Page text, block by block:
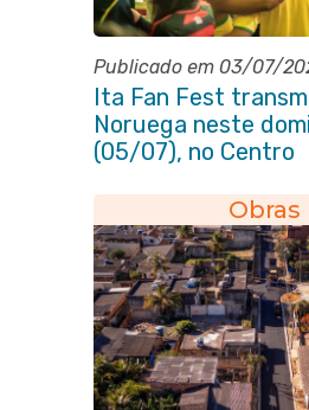
Publicado em 03/07/
Ita Fan Fest
Noruega neste
(05/07), no Centro
Obras